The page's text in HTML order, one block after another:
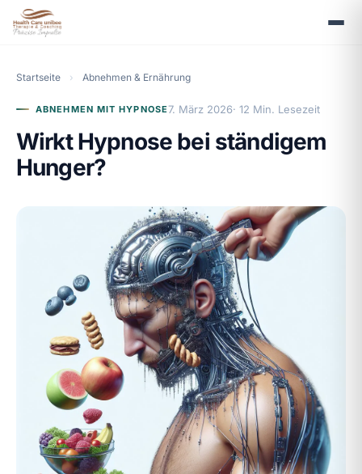
Startseite › Abnehmen & Ernährung
ABNEHMEN MIT HYPNOSE7. März 2026· 12 Min. Lesezeit
Wirkt Hypnose bei ständigem
Hunger?